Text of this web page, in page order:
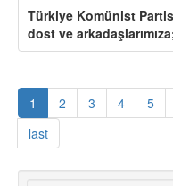
Türkiye Komünist
dost ve
1 2 3 4 5
last